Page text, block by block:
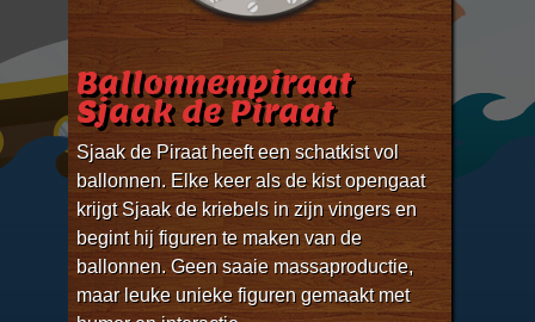
Ballonnenpiraat
Sjaak de Piraat
Sjaak de Piraat heeft een schatkist vol
ballonnen. Elke keer als de kist opengaat
krijgt Sjaak de kriebels in zijn vingers en
begint hij figuren te maken van de
ballonnen. Geen saaie massaproductie,
maar leuke unieke figuren gemaakt met